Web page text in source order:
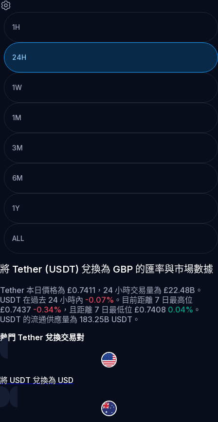
1H
24H
1W
1M
3M
6M
1Y
ALL
將 Tether (USDT) 兌換為 GBP 的匯率與市場數據
Tether 本日價格為 £0.7411，24 小時交易量為 £22.48B。
USDT 在過去 24 小時內 -0.07% 。 目前距離 7 日最高位
£0.7437 -0.34% ， 且距離 7 日最低位 £0.7408 0.04% 。
USDT 的流通供應量為 183.25B USDT。
熱門 Tether 兌換交易對
將 USDT 兌換為 USD